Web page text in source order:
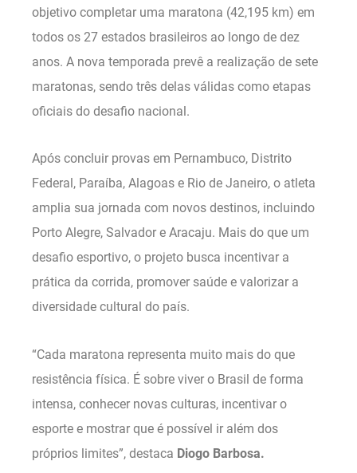
objetivo completar uma maratona (42,195 km) em
todos os 27 estados brasileiros ao longo de dez
anos. A nova temporada prevê a realização de sete
maratonas, sendo três delas válidas como etapas
oficiais do desafio nacional.
Após concluir provas em Pernambuco, Distrito
Federal, Paraíba, Alagoas e Rio de Janeiro, o atleta
amplia sua jornada com novos destinos, incluindo
Porto Alegre, Salvador e Aracaju. Mais do que um
desafio esportivo, o projeto busca incentivar a
prática da corrida, promover saúde e valorizar a
diversidade cultural do país.
“Cada maratona representa muito mais do que
resistência física. É sobre viver o Brasil de forma
intensa, conhecer novas culturas, incentivar o
esporte e mostrar que é possível ir além dos
próprios limites”, destaca Diogo Barbosa.